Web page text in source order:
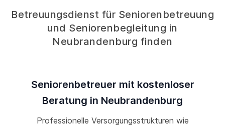
Betreuungsdienst für Seniorenbetreuung
und Seniorenbegleitung in
Neubrandenburg finden
Seniorenbetreuer mit kostenloser
Beratung in Neubrandenburg
Professionelle Versorgungsstrukturen wie